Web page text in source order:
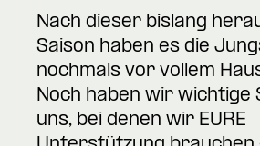
Nach dieser bislang
Saison haben es die
nochmals vor vollem
Noch haben wir wichtige
uns, bei denen wir EURE